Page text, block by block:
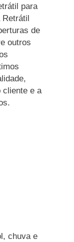
para
Retrátil
de
outros
cliente e a
chuva e